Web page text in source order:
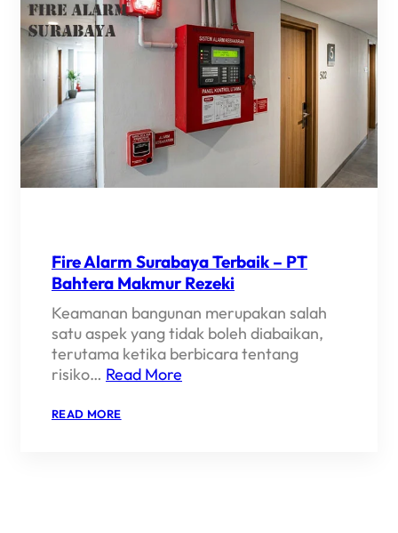
Fire Alarm Surabaya Terbaik – PT
Bahtera Makmur Rezeki
Keamanan bangunan merupakan salah
satu aspek yang tidak boleh diabaikan,
terutama ketika berbicara tentang
risiko… Read More
READ MORE: